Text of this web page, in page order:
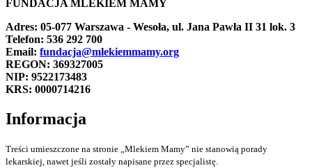
FUNDACJA MLEKIEM MAMY
Adres: 05-077 Warszawa - Wesoła, ul. Jana Pawła II 31 lok. 3
Telefon: 536 292 700
Email: fundacja@mlekiemmamy.org
REGON: 369327005
NIP: 9522173483
KRS: 0000714216
Informacja
Treści umieszczone na stronie „Mlekiem Mamy” nie stanowią porady
lekarskiej, nawet jeśli zostały napisane przez specjalistę.